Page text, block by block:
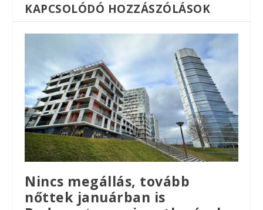
KAPCSOLÓDÓ HOZZÁSZÓLÁSOK
Nincs megállás, tovább
nőttek januárban is